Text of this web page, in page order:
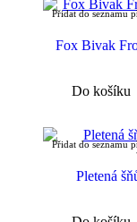
Přidat do seznamu
Fox Bivak
Do košíku
Přidat do seznamu
Pletená